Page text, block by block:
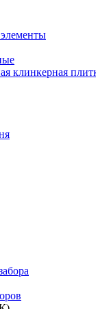
клинкерная